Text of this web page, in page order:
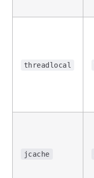
threadlocal
jcache